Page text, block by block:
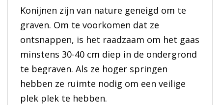
Konijnen zijn van nature geneigd om te
graven. Om te voorkomen dat ze
ontsnappen, is het raadzaam om het gaas
minstens 30-40 cm diep in de ondergrond
te begraven. Als ze hoger springen
hebben ze ruimte nodig om een veilige
plek plek te hebben.